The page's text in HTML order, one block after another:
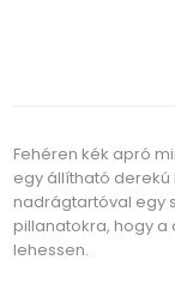
Fehéren kék apró
egy állítható
nadrágtartóval egy
pillanatokra, hogy
lehessen.